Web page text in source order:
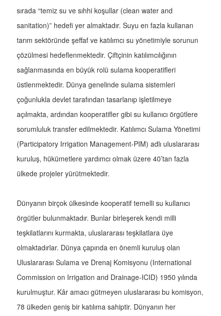
sırada “temiz su ve sıhhi koşullar (clean water and
sanitation)” hedefi yer almaktadır. Suyu en fazla kullanan
tarım sektöründe şeffaf ve katılımcı su yönetimiyle sorunun
çözülmesi hedeflenmektedir. Çiftçinin katılımcılığının
sağlanmasında en büyük rolü sulama kooperatifleri
üstlenmektedir. Dünya genelinde sulama sistemleri
çoğunlukla devlet tarafından tasarlanıp işletilmeye
açılmakta, ardından kooperatifler gibi su kullanıcı örgütlere
sorumluluk transfer edilmektedir. Katılımcı Sulama Yönetimi
(Participatory Irrigation Management-PIM) adlı uluslararası
kuruluş, hükümetlere yardımcı olmak üzere 40’tan fazla
ülkede projeler yürütmektedir.
Dünyanın birçok ülkesinde kooperatif temelli su kullanıcı
örgütler bulunmaktadır. Bunlar birleşerek kendi milli
teşkilatlarını kurmakta, uluslararası teşkilatlara üye
olmaktadırlar. Dünya çapında en önemli kuruluş olan
Uluslararası Sulama ve Drenaj Komisyonu (International
Commission on Irrigation and Drainage-ICID) 1950 yılında
kurulmuştur. Kâr amacı gütmeyen uluslararası bu komisyon,
78 ülkeden geniş bir katılıma sahiptir. Dünyanın her